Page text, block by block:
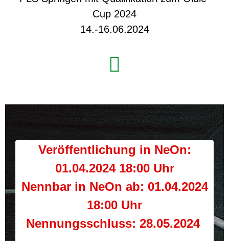
Cup 2024
14.-16.06.2024
Veröffentlichung in NeOn:
01.04.2024 18:00 Uhr
Nennbar in NeOn ab: 01.04.2024
18:00 Uhr
Nennungsschluss: 28.05.2024